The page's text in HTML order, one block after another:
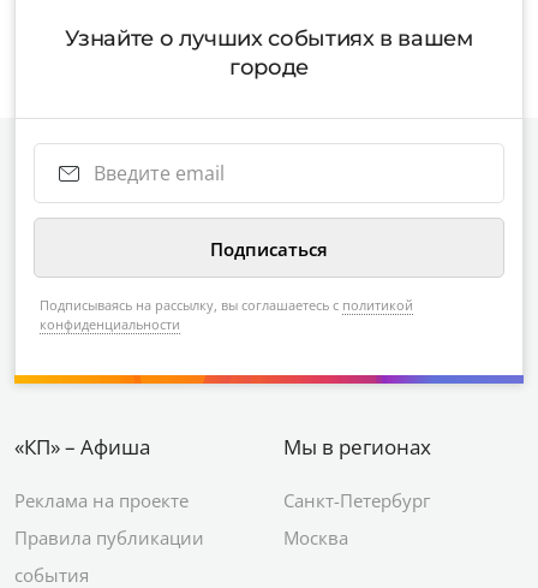
Узнайте о лучших событиях в вашем
городе
Подписываясь на рассылку, вы соглашаетесь с политикой
конфиденциальности
«КП» – Афиша
Реклама на проекте
Правила публикации
события
Мы в регионах
Санкт-Петербург
Москва